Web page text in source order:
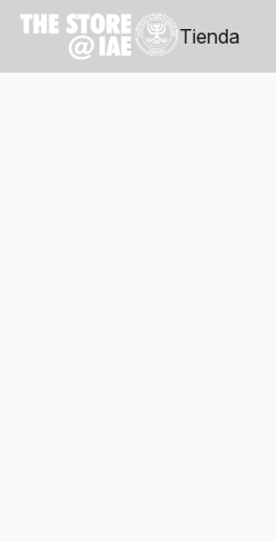
Tienda